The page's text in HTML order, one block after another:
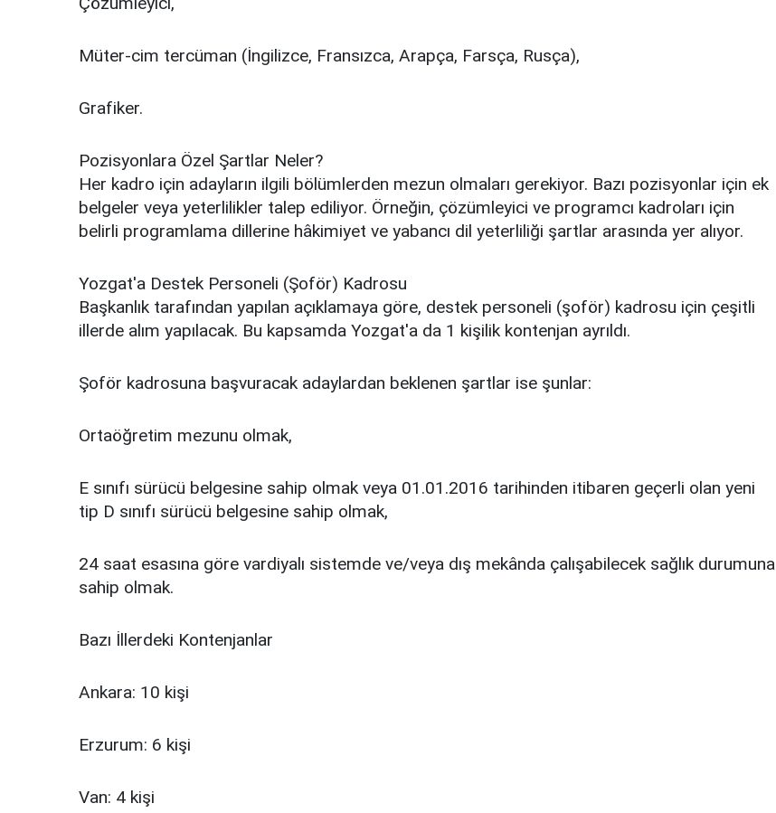
Müter-cim tercüman (İngilizce, Fransızca, Arapça, Farsça, Rusça),
Grafiker.
Pozisyonlara Özel Şartlar Neler?
Her kadro için adayların ilgili bölümlerden mezun olmaları gerekiyor. Bazı pozisyonlar için ek
belgeler veya yeterlilikler talep ediliyor. Örneğin, çözümleyici ve programcı kadroları için
belirli programlama dillerine hâkimiyet ve yabancı dil yeterliliği şartlar arasında yer alıyor.
Yozgat'a Destek Personeli (Şoför) Kadrosu
Başkanlık tarafından yapılan açıklamaya göre, destek personeli (şoför) kadrosu için çeşitli
illerde alım yapılacak. Bu kapsamda Yozgat'a da 1 kişilik kontenjan ayrıldı.
Şoför kadrosuna başvuracak adaylardan beklenen şartlar ise şunlar:
Ortaöğretim mezunu olmak,
E sınıfı sürücü belgesine sahip olmak veya 01.01.2016 tarihinden itibaren geçerli olan yeni
tip D sınıfı sürücü belgesine sahip olmak,
24 saat esasına göre vardiyalı sistemde ve/veya dış mekânda çalışabilecek sağlık durumuna
sahip olmak.
Bazı İllerdeki Kontenjanlar
Ankara: 10 kişi
Erzurum: 6 kişi
Van: 4 kişi